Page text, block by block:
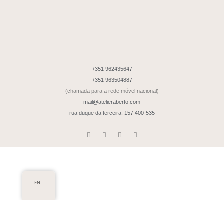
+351 962435647
+351 963504887
(chamada para a rede móvel nacional)
mail@atelieraberto.com
rua duque da terceira, 157 400-535
EN